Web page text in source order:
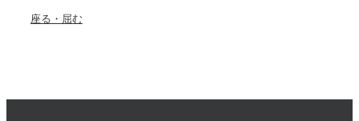
座る・屈む